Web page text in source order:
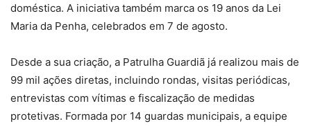
doméstica. A iniciativa também marca os 19 anos da Lei
Maria da Penha, celebrados em 7 de agosto.
Desde a sua criação, a Patrulha Guardiã já realizou mais de
99 mil ações diretas, incluindo rondas, visitas periódicas,
entrevistas com vítimas e fiscalização de medidas
protetivas. Formada por 14 guardas municipais, a equipe